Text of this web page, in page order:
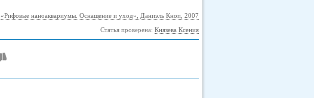
«Рифовые наноаквариумы. Оснащение и уход», Даниэль Кноп, 2007
Статья проверена: Князева Ксения